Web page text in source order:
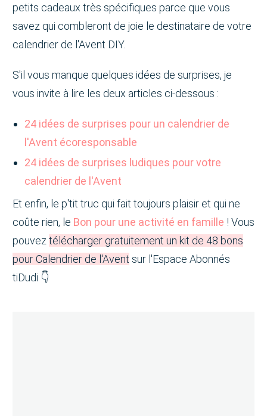
petits cadeaux très spécifiques parce que vous
savez qui combleront de joie le destinataire de votre
calendrier de l'Avent DIY.
S'il vous manque quelques idées de surprises, je
vous invite à lire les deux articles ci-dessous :
24 idées de surprises pour un calendrier de
l'Avent écoresponsable
24 idées de surprises ludiques pour votre
calendrier de l'Avent
Et enfin, le p'tit truc qui fait toujours plaisir et qui ne
coûte rien, le Bon pour une activité en famille ! Vous
pouvez télécharger gratuitement un kit de 48 bons
pour Calendrier de l'Avent sur l'Espace Abonnés
tiDudi 👇